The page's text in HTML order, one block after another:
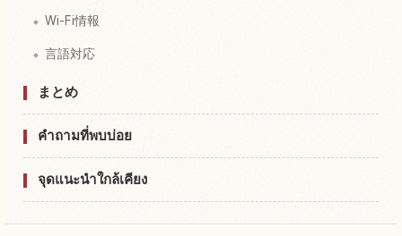
Wi-Fi情報
言語対応
まとめ
คำถามที่พบบ่อย
จุดแนะนำใกล้เคียง